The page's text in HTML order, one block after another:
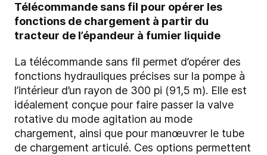
Télécommande sans fil pour opérer les
fonctions de chargement à partir du
tracteur de l’épandeur à fumier liquide
La télécommande sans fil permet d’opérer des
fonctions hydrauliques précises sur la pompe à
l’intérieur d’un rayon de 300 pi (91,5 m). Elle est
idéalement conçue pour faire passer la valve
rotative du mode agitation au mode
chargement, ainsi que pour manœuvrer le tube
de chargement articulé. Ces options permettent